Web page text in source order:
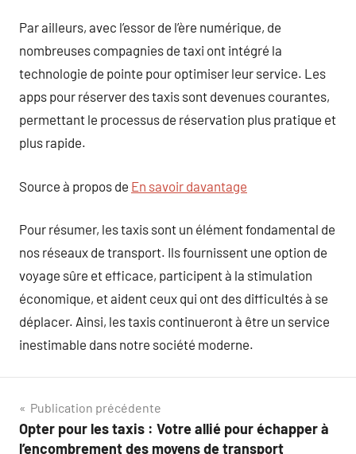
Par ailleurs, avec l’essor de l’ère numérique, de
nombreuses compagnies de taxi ont intégré la
technologie de pointe pour optimiser leur service. Les
apps pour réserver des taxis sont devenues courantes,
permettant le processus de réservation plus pratique et
plus rapide.
Source à propos de En savoir davantage
Pour résumer, les taxis sont un élément fondamental de
nos réseaux de transport. Ils fournissent une option de
voyage sûre et efficace, participent à la stimulation
économique, et aident ceux qui ont des difficultés à se
déplacer. Ainsi, les taxis continueront à être un service
inestimable dans notre société moderne.
Navigation
de
Publication précédente
Opter pour les taxis : Votre allié pour échapper à
l’encombrement des moyens de transport